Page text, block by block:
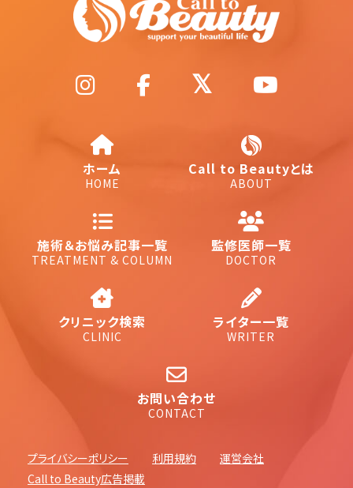
ホーム
HOME
Call to Beautyとは
ABOUT
施術＆お悩み記事一覧
TREATMENT & COLUMN
監修医師一覧
DOCTOR
クリニック検索
CLINIC
ライター一覧
WRITER
お問い合わせ
CONTACT
プライバシーポリシー 利用規約
運営会社
Call to Beauty広告掲載